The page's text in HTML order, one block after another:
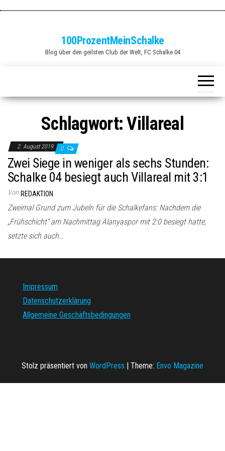
100ProzentMeinSchalke
Blog über den geilsten Club der Welt, FC Schalke 04
Schlagwort:Villareal
2. August 2019 0
Zwei Siege in weniger als sechs Stunden:
Schalke 04 besiegt auch Villareal mit 3:1
Von REDAKTION
Zweimal Grund zum Jubeln für die Schalkefans: Nachdem die
„Frühschicht“ am Nachmittag Alanyaspor mit 2:0 besiegt hatte,
setzte sich auch…
Impressum
Datenschutzerklärung
Allgemeine Geschäftsbedingungen
Stolz präsentiert von WordPress | Theme: Envo Magazine